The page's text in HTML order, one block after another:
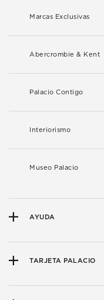
Marcas Exclusivas
Abercrombie & Kent
Palacio Contigo
Interiorismo
Museo Palacio
AYUDA
TARJETA PALACIO